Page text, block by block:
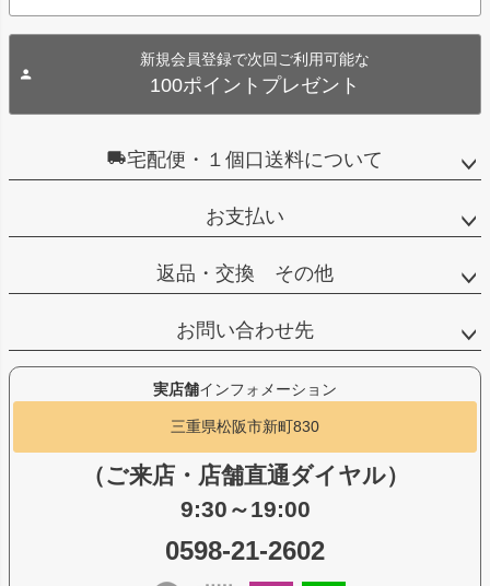
新規会員登録で次回ご利用可能な
100ポイントプレゼント
宅配便・１個口送料について
お支払い
返品・交換 その他
お問い合わせ先
実店舗インフォメーション
三重県松阪市新町830
（ご来店・店舗直通ダイヤル）
9:30～19:00
0598-21-2602